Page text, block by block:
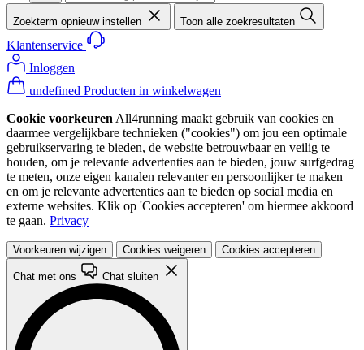
Zoekterm opnieuw instellen Toon alle zoekresultaten
Klantenservice
Inloggen
undefined Producten in winkelwagen
Cookie voorkeuren All4running maakt gebruik van cookies en
daarmee vergelijkbare technieken ("cookies") om jou een optimale
gebruikservaring te bieden, de website betrouwbaar en veilig te
houden, om je relevante advertenties aan te bieden, jouw surfgedrag
te meten, onze eigen kanalen relevanter en persoonlijker te maken
en om je relevante advertenties aan te bieden op social media en
externe websites. Klik op 'Cookies accepteren' om hiermee akkoord
te gaan. Privacy
Voorkeuren wijzigen Cookies weigeren Cookies accepteren
Chat met ons Chat sluiten